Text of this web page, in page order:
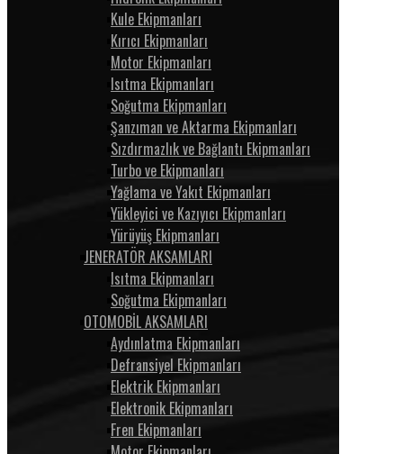
Kule Ekipmanları
Kırıcı Ekipmanları
Motor Ekipmanları
Isıtma Ekipmanları
Soğutma Ekipmanları
Şanzıman ve Aktarma Ekipmanları
Sızdırmazlık ve Bağlantı Ekipmanları
Turbo ve Ekipmanları
Yağlama ve Yakıt Ekipmanları
Yükleyici ve Kazıyıcı Ekipmanları
Yürüyüş Ekipmanları
JENERATÖR AKSAMLARI
Isıtma Ekipmanları
Soğutma Ekipmanları
OTOMOBİL AKSAMLARI
Aydınlatma Ekipmanları
Defransiyel Ekipmanları
Elektrik Ekipmanları
Elektronik Ekipmanları
Fren Ekipmanları